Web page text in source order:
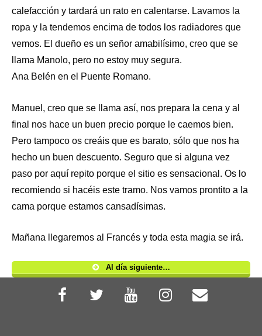
calefacción y tardará un rato en calentarse. Lavamos la
ropa y la tendemos encima de todos los radiadores que
vemos. El dueño es un señor amabilísimo, creo que se
llama Manolo, pero no estoy muy segura.
Ana Belén en el Puente Romano.
Manuel, creo que se llama así, nos prepara la cena y al
final nos hace un buen precio porque le caemos bien.
Pero tampoco os creáis que es barato, sólo que nos ha
hecho un buen descuento. Seguro que si alguna vez
paso por aquí repito porque el sitio es sensacional. Os lo
recomiendo si hacéis este tramo. Nos vamos prontito a la
cama porque estamos cansadísimas.
Mañana llegaremos al Francés y toda esta magia se irá.
Al día siguiente…